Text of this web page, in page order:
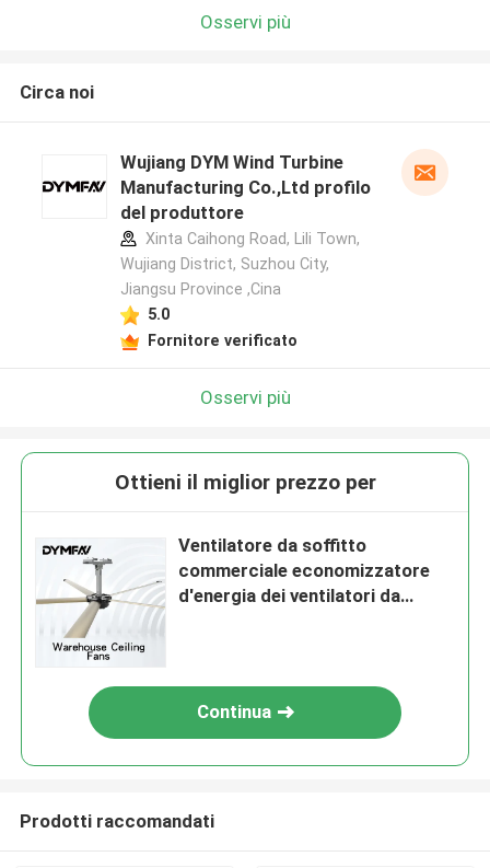
Osservi più
Circa noi
Wujiang DYM Wind Turbine
Manufacturing Co.,Ltd profilo
del produttore
Xinta Caihong Road, Lili Town,
Wujiang District, Suzhou City,
Jiangsu Province ,Cina
5.0
Fornitore verificato
Osservi più
Ottieni il miglior prezzo per
Ventilatore da soffitto
commerciale economizzatore
d'energia dei ventilatori da
Continua
Prodotti raccomandati